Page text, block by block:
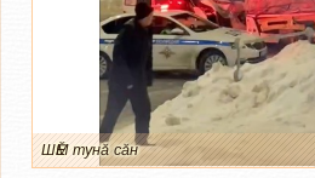
ШӖМ тунӑ сӑн